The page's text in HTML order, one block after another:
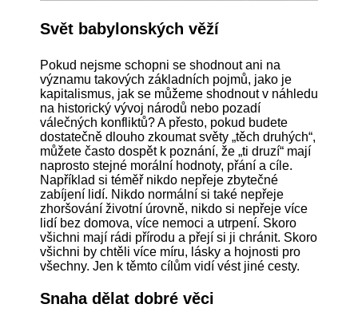
Svět babylonských věží
Pokud nejsme schopni se shodnout ani na
významu takových základních pojmů, jako je
kapitalismus, jak se můžeme shodnout v náhledu
na historický vývoj národů nebo pozadí
válečných konfliktů? A přesto, pokud budete
dostatečně dlouho zkoumat světy „těch druhých“,
můžete často dospět k poznání, že „ti druzí“ mají
naprosto stejné morální hodnoty, přání a cíle.
Například si téměř nikdo nepřeje zbytečné
zabíjení lidí. Nikdo normální si také nepřeje
zhoršování životní úrovně, nikdo si nepřeje více
lidí bez domova, více nemoci a utrpení. Skoro
všichni mají rádi přírodu a přejí si ji chránit. Skoro
všichni by chtěli více míru, lásky a hojnosti pro
všechny. Jen k těmto cílům vidí vést jiné cesty.
Snaha dělat dobré věci